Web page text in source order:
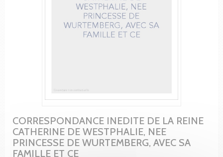
CORRESPONDANCE INEDITE DE LA REINE
CATHERINE DE WESTPHALIE, NEE
PRINCESSE DE WURTEMBERG, AVEC SA
FAMILLE ET CE